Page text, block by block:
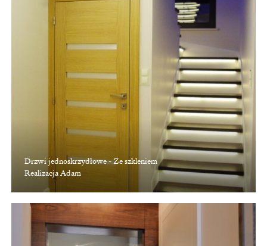
Drzwi jednoskrzydłowe - Ze szkleniem
Realizacja Adam